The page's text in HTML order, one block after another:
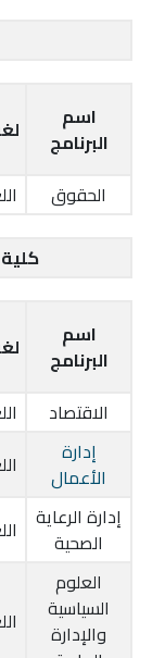
اسم
البرنامج
الحقوق
كلية
اسم
البرنامج
الاقتصاد
إدارة
الأعمال
إدارة الرعاية
الصحية
العلوم
السياسية
والإدارة